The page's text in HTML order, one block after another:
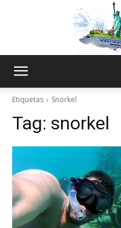
Etiquetas Snorkel
Tag: snorkel